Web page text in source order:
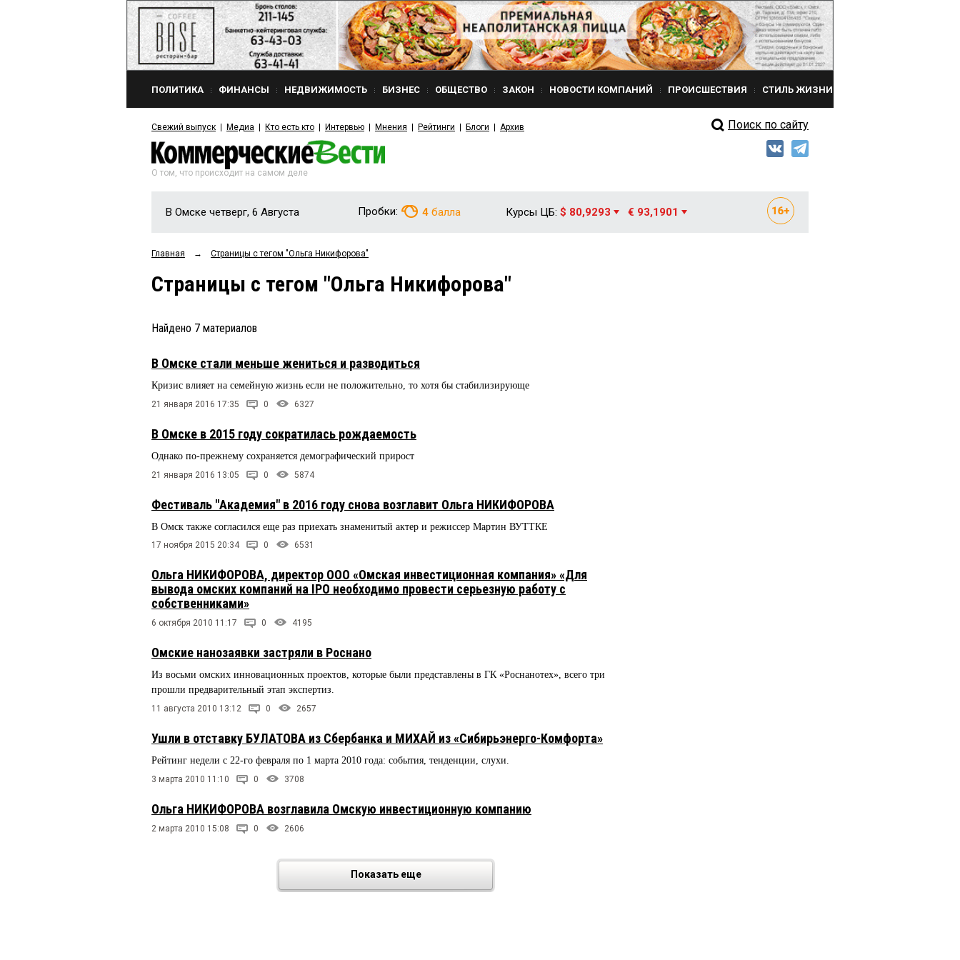
ПОЛИТИКА ФИНАНСЫ НЕДВИЖИМОСТЬ БИЗНЕС ОБЩЕСТВО ЗАКОН НОВОСТИ КОМПАНИЙ ПРОИСШЕСТВИЯ СТИЛЬ ЖИЗНИ
Свежий выпуск Медиа Кто есть кто Интервью Мнения Рейтинги Блоги Архив Поиск по сайту
О том, что происходит на самом деле
В Омске четверг, 6 Августа Пробки: 4 балла Курсы ЦБ: $ 80,9293 € 93,1901
Главная → Страницы c тегом "Ольга Никифорова"
Страницы c тегом "Ольга Никифорова"
Найдено 7 материалов
В Омске стали меньше жениться и разводиться
Кризис влияет на семейную жизнь если не положительно, то хотя бы стабилизирующе
21 января 2016 17:35 0 6327
В Омске в 2015 году сократилась рождаемость
Однако по-прежнему сохраняется демографический прирост
21 января 2016 13:05 0 5874
Фестиваль "Академия" в 2016 году снова возглавит Ольга НИКИФОРОВА
В Омск также согласился еще раз приехать знаменитый актер и режиссер Мартин ВУТТКЕ
17 ноября 2015 20:34 0 6531
Ольга НИКИФОРОВА, директор ООО «Омская инвестиционная компания» «Для
вывода омских компаний на IPO необходимо провести серьезную работу с
собственниками»
6 октября 2010 11:17 0 4195
Омские нанозаявки застряли в Роснано
Из восьми омских инновационных проектов, которые были представлены в ГК «Роснанотех», всего три
прошли предварительный этап экспертиз.
11 августа 2010 13:12 0 2657
Ушли в отставку БУЛАТОВА из Сбербанка и МИХАЙ из «Сибирьэнерго-Комфорта»
Рейтинг недели с 22-го февраля по 1 марта 2010 года: события, тенденции, слухи.
3 марта 2010 11:10 0 3708
Ольга НИКИФОРОВА возглавила Омскую инвестиционную компанию
2 марта 2010 15:08 0 2606
Показать еще